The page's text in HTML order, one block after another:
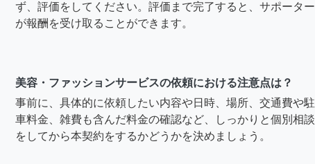
ず、評価をしてください。評価まで完了すると、サポーター
が報酬を受け取ることができます。
美容・ファッションサービスの依頼における注意点は？
事前に、具体的に依頼したい内容や日時、場所、交通費や駐
車料金、雑費も含んだ料金の確認など、しっかりと個別相談
をしてから本契約をするかどうかを決めましょう。